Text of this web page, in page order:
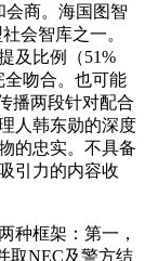
会商。海国图智
会智库之一。
及比例（51%
全吻合。也可能
播两段针对配合
人韩东勋的深度
的忠实。不具备
引力的内容收
框架：第一，
取NEC及警方结